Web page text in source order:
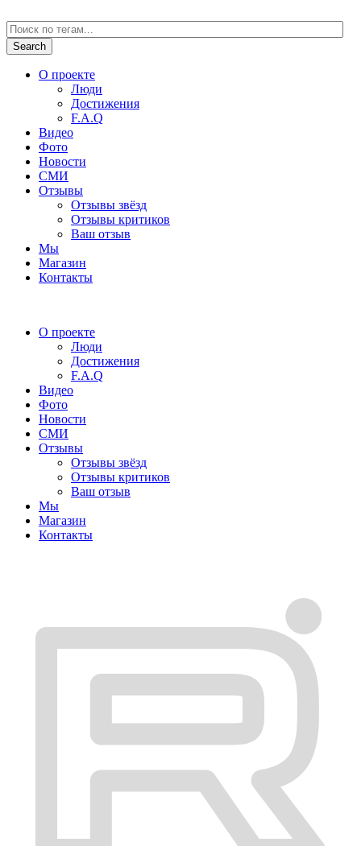
О проекте
Люди
Достижения
F.A.Q
Видео
Фото
Новости
СМИ
Отзывы
Отзывы звёзд
Отзывы критиков
Ваш отзыв
Мы
Магазин
Контакты
О проекте
Люди
Достижения
F.A.Q
Видео
Фото
Новости
СМИ
Отзывы
Отзывы звёзд
Отзывы критиков
Ваш отзыв
Мы
Магазин
Контакты